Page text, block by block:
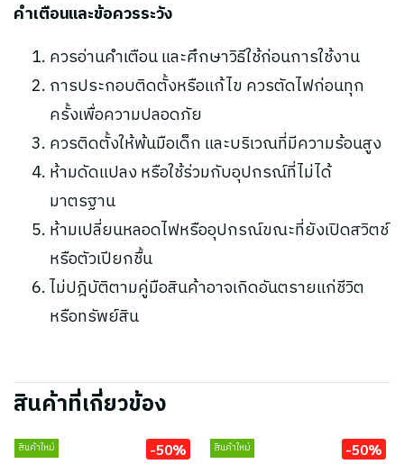
คำเตือนและข้อควรระวัง
ควรอ่านคำเตือน และศึกษาวิธีใช้ก่อนการใช้งาน
การประกอบติดตั้งหรือแก้ไข ควรตัดไฟก่อนทุก
ครั้งเพื่อความปลอดภัย
ควรติดตั้งให้พ้นมือเด็ก และบริเวณที่มีความร้อนสูง
ห้ามดัดแปลง หรือใช้ร่วมกับอุปกรณ์ที่ไม่ได้
มาตรฐาน
ห้ามเปลี่ยนหลอดไฟหรืออุปกรณ์ขณะที่ยังเปิดสวิตช์
หรือตัวเปียกชื้น
ไม่ปฎิบัติตามคู่มือสินค้าอาจเกิดอันตรายแก่ชีวิต
หรือทรัพย์สิน
สินค้าที่เกี่ยวข้อง
สินค้าใหม่ -50% สินค้าใหม่ -50%